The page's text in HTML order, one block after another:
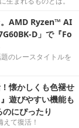
。AMD Ryzen™ AI
D」で『Fo
のレースタイトルを
懐かしくも色褪せ
遊びやすい機能も
にぴったり
て復活！